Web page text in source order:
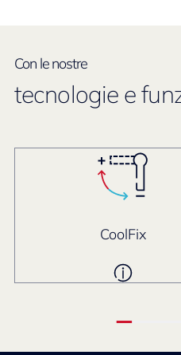
Con le nostre
tecnologie e
CoolFix